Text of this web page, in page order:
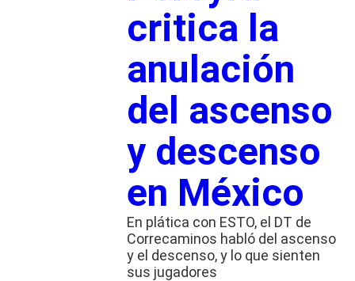
critica la
anulación
del ascenso
y descenso
en México
En plática con ESTO, el DT de
Correcaminos habló del ascenso
y el descenso, y lo que sienten
sus jugadores